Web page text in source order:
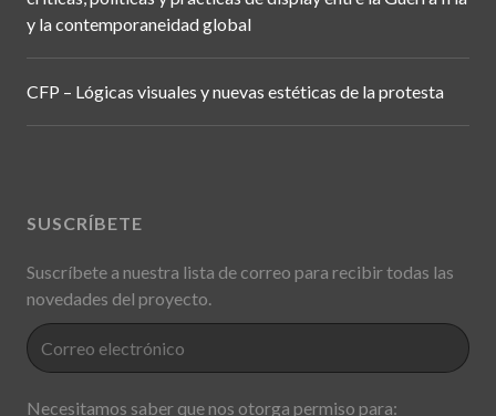
y la contemporaneidad global
CFP – Lógicas visuales y nuevas estéticas de la protesta
SUSCRÍBETE
Suscríbete a nuestra lista de correo para recibir todas las
novedades del proyecto.
Necesitamos saber que nos otorga permiso para: